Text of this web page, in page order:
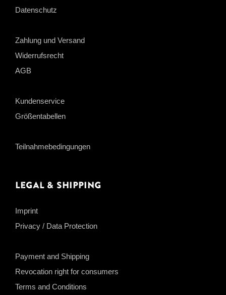
Datenschutz
Zahlung und Versand
Widerrufsrecht
AGB
Kundenservice
Größentabellen
Teilnahmebedingungen
Legal & Shipping
Imprint
Privacy / Data Protection
Payment and Shipping
Revocation right for consumers
Terms and Conditions